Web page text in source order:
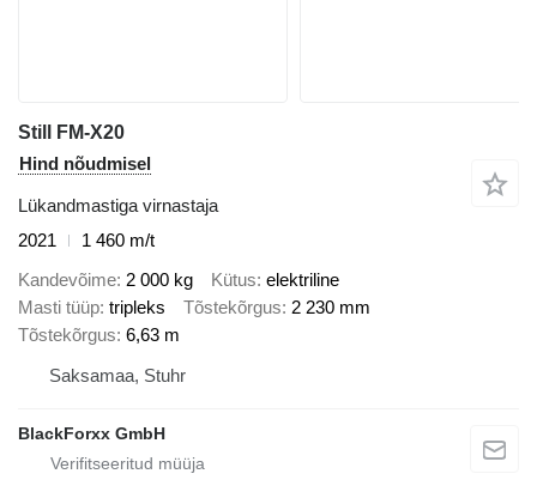
Still FM-X20
Hind nõudmisel
Lükandmastiga virnastaja
2021
1 460 m/t
Kandevõime 2 000 kg Kütus elektriline
Masti tüüp tripleks Tõstekõrgus 2 230 mm
Tõstekõrgus 6,63 m
Saksamaa, Stuhr
BlackForxx GmbH